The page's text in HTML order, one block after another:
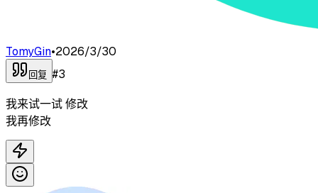
TomyGin•2026/3/30
回复 #3
我来试一试 修改
我再修改